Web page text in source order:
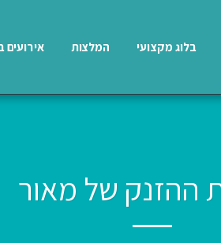
בלוג מקצועי המלצות אירועים
ההזנק של מאור